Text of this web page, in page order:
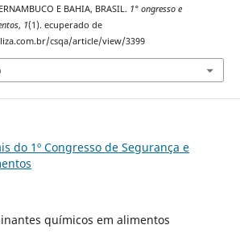
E BAHIA, BRASIL. 1° ongresso e
, 1(1). ecuperado de
csqa/article/view/3399
do 1º Congresso de Segurança e
químicos em alimentos